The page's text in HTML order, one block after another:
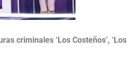
criminales ‘Los Costeños’, ‘Los